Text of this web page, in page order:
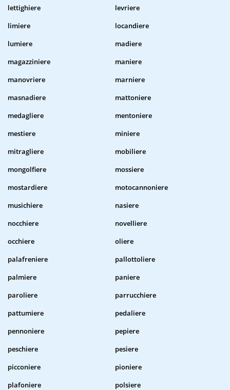
lettighiere
levriere
limiere
locandiere
lumiere
madiere
magazziniere
maniere
manovriere
marniere
masnadiere
mattoniere
medagliere
mentoniere
mestiere
miniere
mitragliere
mobiliere
mongolfiere
mossiere
mostardiere
motocannoniere
musichiere
nasiere
nocchiere
novelliere
occhiere
oliere
palafreniere
pallottoliere
palmiere
paniere
paroliere
parrucchiere
pattumiere
pedaliere
pennoniere
pepiere
peschiere
pesiere
picconiere
pioniere
plafoniere
polsiere